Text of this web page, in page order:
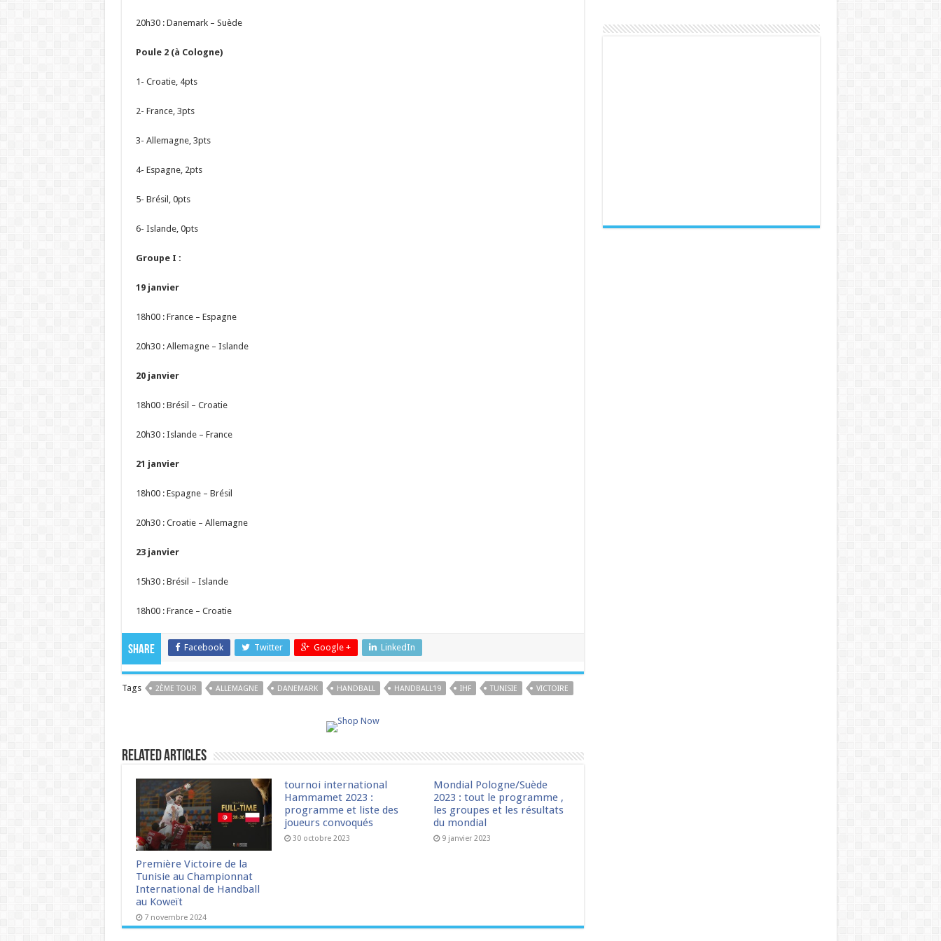
20h30 : Danemark – Suède
Poule 2 (à Cologne)
1- Croatie, 4pts
2- France, 3pts
3- Allemagne, 3pts
4- Espagne, 2pts
5- Brésil, 0pts
6- Islande, 0pts
Groupe I :
19 janvier
18h00 : France – Espagne
20h30 : Allemagne – Islande
20 janvier
18h00 : Brésil – Croatie
20h30 : Islande – France
21 janvier
18h00 : Espagne – Brésil
20h30 : Croatie – Allemagne
23 janvier
15h30 : Brésil – Islande
18h00 : France – Croatie
Share Facebook Twitter Google + LinkedIn
Tags 2ÈME TOUR ALLEMAGNE DANEMARK HANDBALL HANDBALL19 IHF TUNISIE VICTOIRE
Related Articles
Première Victoire de la
Tunisie au Championnat
International de Handball
au Koweït
7 novembre 2024
tournoi international
Hammamet 2023 :
programme et liste des
joueurs convoqués
30 octobre 2023
Mondial Pologne/Suède
2023 : tout le programme ,
les groupes et les résultats
du mondial
9 janvier 2023